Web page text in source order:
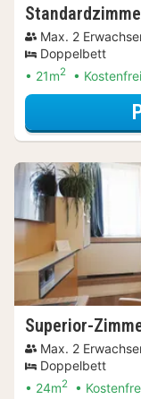
Max. 2
Doppelbett
21m2
Superior-
Max. 2
Doppelbett
24m2